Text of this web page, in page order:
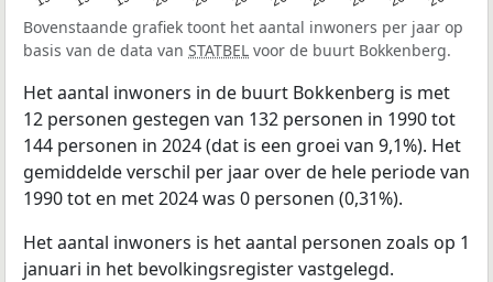
Bovenstaande grafiek toont het aantal inwoners per jaar op
basis van de data van STATBEL voor de buurt Bokkenberg.
Het aantal inwoners in de buurt Bokkenberg is met
12 personen gestegen van 132 personen in 1990 tot
144 personen in 2024 (dat is een groei van 9,1%). Het
gemiddelde verschil per jaar over de hele periode van
1990 tot en met 2024 was 0 personen (0,31%).
Het aantal inwoners is het aantal personen zoals op 1
januari in het bevolkingsregister vastgelegd.